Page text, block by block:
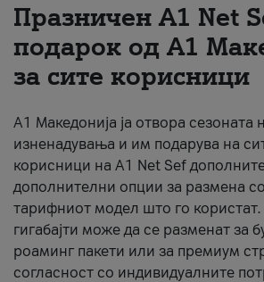
За нас
#ПодобарОнлајн
Празничен A1 Net
подарок од А1
за сите корисници
А1 Македонија ја отвора сезоната
изненадувања и им подарува на
корисници на A1 Net Sef
дополнителни опции за размена
тарифниот модел што го
гигабајти може да се разменат за
роаминг пакети или за премиум
согласност со индивидуалните